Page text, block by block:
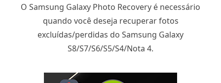
O Samsung Galaxy Photo Recovery é necessário
quando você deseja recuperar fotos
excluídas/perdidas do Samsung Galaxy
S8/S7/S6/S5/S4/Nota 4.